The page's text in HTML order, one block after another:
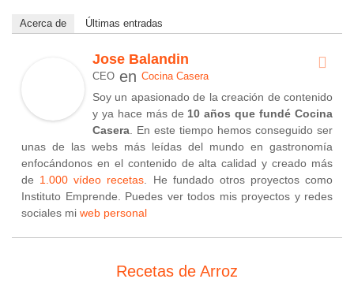
Acerca de Últimas entradas
Jose Balandin
CEO en Cocina Casera
Soy un apasionado de la creación de contenido
y ya hace más de 10 años que fundé Cocina
Casera . En este tiempo hemos conseguido ser
unas de las webs más leídas del mundo en gastronomía
enfocándonos en el contenido de alta calidad y creado más
de 1.000 vídeo recetas . He fundado otros proyectos como
Instituto Emprende. Puedes ver todos mis proyectos y redes
sociales mi web personal
Recetas de Arroz